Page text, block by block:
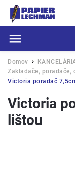
Hľadať
Domov /
Zakladače, poradače,
Victoria poradač
Victoria
lištou